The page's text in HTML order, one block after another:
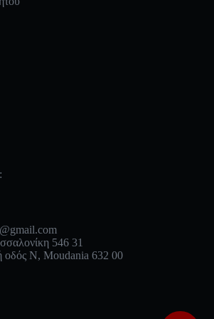
546 31
οδός Ν, Moudania 632 00